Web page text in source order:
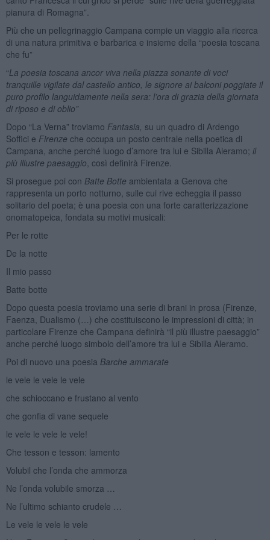
pianura di Romagna”.
Più che un pellegrinaggio Campana compie un viaggio alla ricerca
di una natura primitiva e barbarica e insieme della “poesia toscana
che fu”
“La poesia toscana ancor viva nella piazza sonante di voci
tranquille vigilate dal castello antico, le signore ai balconi poggiate il
puro profilo languidamente nella sera: l’ora di grazia della giornata
di riposo e di oblio”
Dopo “La Verna” troviamo Fantasia, su un quadro di Ardengo
Soffici e Firenze che occupa un posto centrale nella poetica di
Campana, anche perché luogo d’amore tra lui e Sibilla Aleramo; il
più illustre paesaggio , così definirà Firenze.
Si prosegue poi con Batte Botte ambientata a Genova che
rappresenta un porto notturno, sulle cui rive echeggia il passo
solitario del poeta; è una poesia con una forte caratterizzazione
onomatopeica, fondata su motivi musicali:
Per le rotte
De la notte
Il mio passo
Batte botte
Dopo questa poesia troviamo una serie di brani in prosa (Firenze,
Faenza, Dualismo (…) che costituiscono le impressioni di città; in
particolare Firenze che Campana definirà “il più illustre paesaggio”
anche perché luogo simbolo dell’amore tra lui e Sibilla Aleramo.
Poi di nuovo una poesia Barche ammarate
le vele le vele le vele
che schioccano e frustano al vento
che gonfia di vane sequele
le vele le vele le vele!
Che tesson e tesson: lamento
Volubil che l’onda che ammorza
Ne l’onda volubile smorza …
Ne l’ultimo schianto crudele …
Le vele le vele le vele